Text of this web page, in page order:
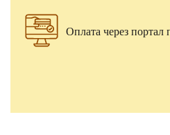
Оплата через портал